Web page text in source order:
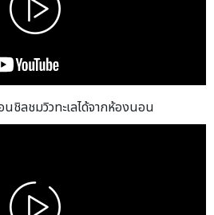
ชิลชมวิวทะเลได้จากห้องนอน